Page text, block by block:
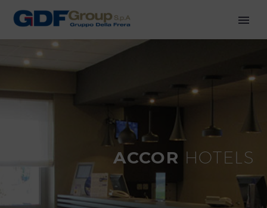
ACCOR HOTELS